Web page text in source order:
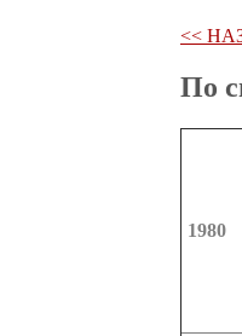
<<
По
1980